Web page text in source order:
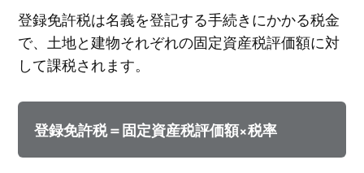
登録免許税は名義を登記する手続きにかかる税金
で、土地と建物それぞれの固定資産税評価額に対
して課税されます。
登録免許税＝固定資産税評価額×税率